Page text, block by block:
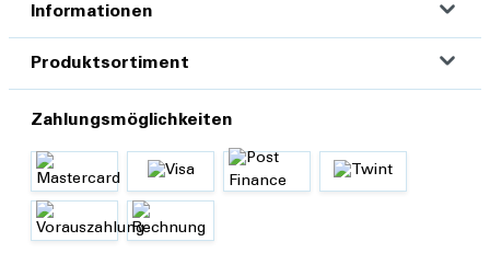
Informationen
Produktsortiment
Zahlungsmöglichkeiten